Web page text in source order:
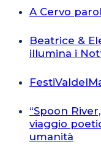
A Cervo
Beatrice &
illumina i
“Spoon
viaggio
umanità